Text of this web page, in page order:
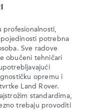
profesionalnosti,
potrebna
Sve radove
obučeni tehničari
opremu i
Land Rover.
standardima,
trebaju provoditi